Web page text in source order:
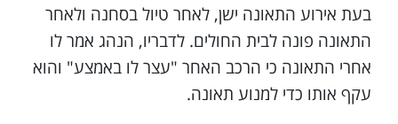
בעת אירוע התאונה ישן, לאחר טיול בסחנה ולאחר
התאונה פונה לבית החולים. לדבריו, הנהג אמר לו
אחרי התאונה כי הרכב האחר "עצר לו באמצע" והוא
עקף אותו כדי למנוע תאונה.